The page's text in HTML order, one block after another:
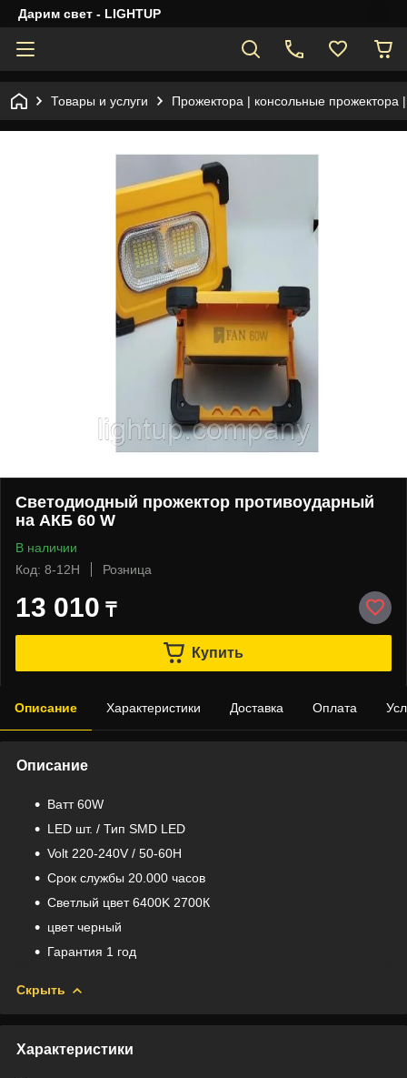
Дарим свет - LIGHTUP
Товары и услуги Прожектора | консольные прожектора
Светодиодный прожектор противоударный
на АКБ 60 W
В наличии
Код: 8-12H
Розница
13 010 ₸
Купить
Описание Характеристики Доставка Оплата
Описание
Bатт 60W
LED шт. / Тип SMD LED
Volt 220-240V / 50-60H
Срок службы 20.000 часов
Светлый цвет 6400K 2700К
цвет черный
Гарантия 1 год
Скрыть
Характеристики